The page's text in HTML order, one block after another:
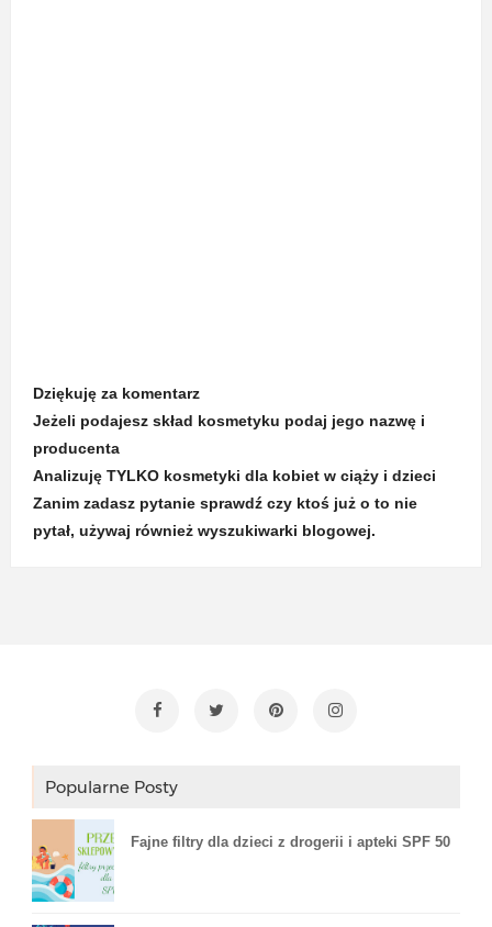
Dziękuję za komentarz
Jeżeli podajesz skład kosmetyku podaj jego nazwę i
producenta
Analizuję TYLKO kosmetyki dla kobiet w ciąży i dzieci
Zanim zadasz pytanie sprawdź czy ktoś już o to nie
pytał, używaj również wyszukiwarki blogowej.
Popularne Posty
Fajne filtry dla dzieci z drogerii i apteki SPF 50